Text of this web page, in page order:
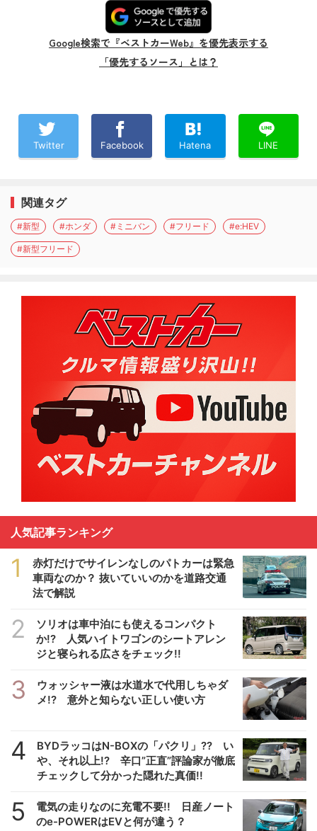
Google検索で『ベストカーWeb』を優先表示する
「優先するソース」とは？
Twitter Facebook Hatena LINE
関連タグ
#新型 #ホンダ #ミニバン #フリード #e:HEV
#新型フリード
人気記事ランキング
1
赤灯だけでサイレンなしのパトカーは緊急
車両なのか？ 抜いていいのかを道路交通
法で解説
2
ソリオは車中泊にも使えるコンパクト
か!? 人気ハイトワゴンのシートアレン
ジと寝られる広さをチェック!!
3
ウォッシャー液は水道水で代用しちゃダ
メ!? 意外と知らない正しい使い方
4
BYDラッコはN-BOXの「パクリ」?? い
や、それ以上!? 辛口”正直”評論家が徹底
チェックして分かった隠れた真価!!
5
電気の走りなのに充電不要!! 日産ノート
のe-POWERはEVと何が違う？